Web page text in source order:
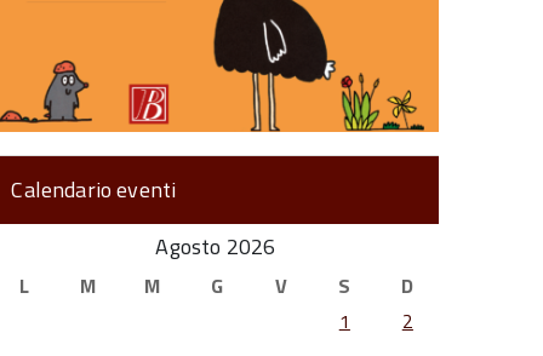
Calendario eventi
Agosto 2026
L M M G V S
D
1
2